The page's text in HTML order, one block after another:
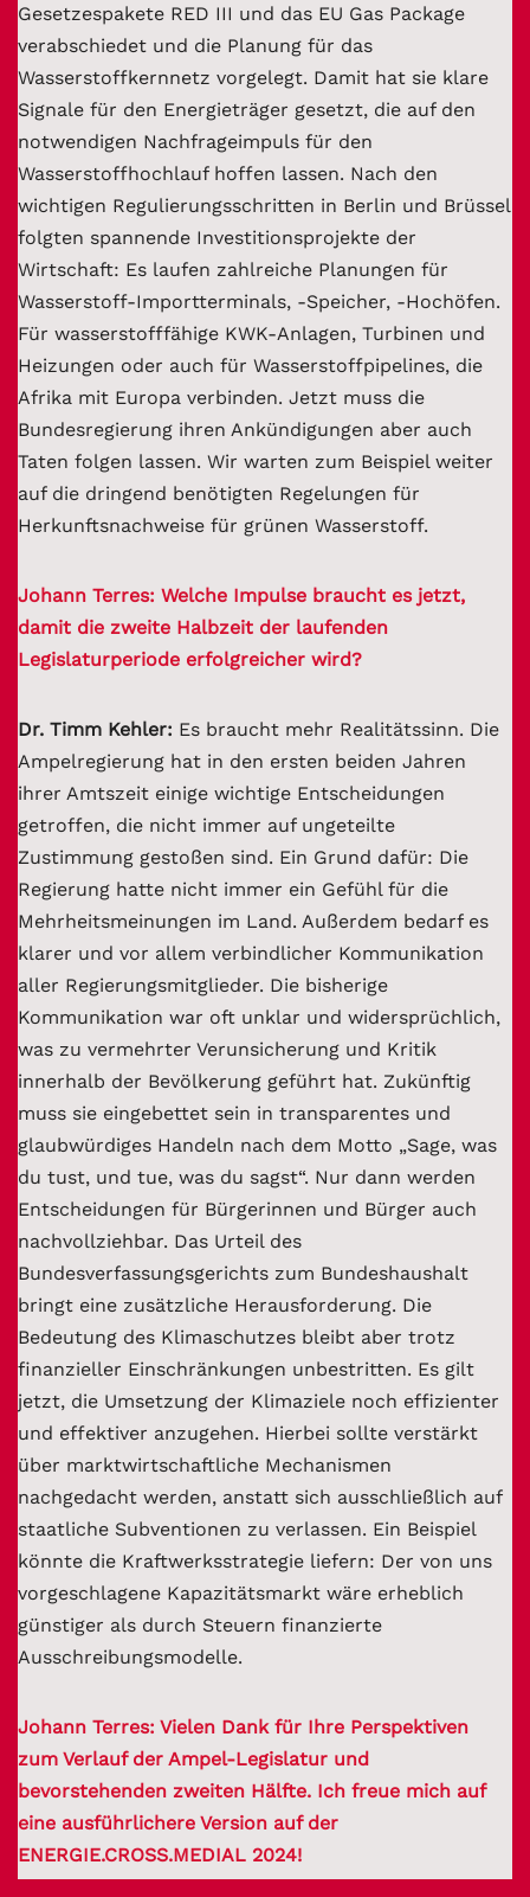
Gesetzespakete RED III und das EU Gas Package
verabschiedet und die Planung für das
Wasserstoffkernnetz vorgelegt. Damit hat sie klare
Signale für den Energieträger gesetzt, die auf den
notwendigen Nachfrageimpuls für den
Wasserstoffhochlauf hoffen lassen. Nach den
wichtigen Regulierungsschritten in Berlin und Brüssel
folgten spannende Investitionsprojekte der
Wirtschaft: Es laufen zahlreiche Planungen für
Wasserstoff-Importterminals, -Speicher, -Hochöfen.
Für wasserstofffähige KWK-Anlagen, Turbinen und
Heizungen oder auch für Wasserstoffpipelines, die
Afrika mit Europa verbinden. Jetzt muss die
Bundesregierung ihren Ankündigungen aber auch
Taten folgen lassen. Wir warten zum Beispiel weiter
auf die dringend benötigten Regelungen für
Herkunftsnachweise für grünen Wasserstoff.
Johann Terres: Welche Impulse braucht es jetzt,
damit die zweite Halbzeit der laufenden
Legislaturperiode erfolgreicher wird?
Dr. Timm Kehler: Es braucht mehr Realitätssinn. Die
Ampelregierung hat in den ersten beiden Jahren
ihrer Amtszeit einige wichtige Entscheidungen
getroffen, die nicht immer auf ungeteilte
Zustimmung gestoßen sind. Ein Grund dafür: Die
Regierung hatte nicht immer ein Gefühl für die
Mehrheitsmeinungen im Land. Außerdem bedarf es
klarer und vor allem verbindlicher Kommunikation
aller Regierungsmitglieder. Die bisherige
Kommunikation war oft unklar und widersprüchlich,
was zu vermehrter Verunsicherung und Kritik
innerhalb der Bevölkerung geführt hat. Zukünftig
muss sie eingebettet sein in transparentes und
glaubwürdiges Handeln nach dem Motto „Sage, was
du tust, und tue, was du sagst“. Nur dann werden
Entscheidungen für Bürgerinnen und Bürger auch
nachvollziehbar. Das Urteil des
Bundesverfassungsgerichts zum Bundeshaushalt
bringt eine zusätzliche Herausforderung. Die
Bedeutung des Klimaschutzes bleibt aber trotz
finanzieller Einschränkungen unbestritten. Es gilt
jetzt, die Umsetzung der Klimaziele noch effizienter
und effektiver anzugehen. Hierbei sollte verstärkt
über marktwirtschaftliche Mechanismen
nachgedacht werden, anstatt sich ausschließlich auf
staatliche Subventionen zu verlassen. Ein Beispiel
könnte die Kraftwerksstrategie liefern: Der von uns
vorgeschlagene Kapazitätsmarkt wäre erheblich
günstiger als durch Steuern finanzierte
Ausschreibungsmodelle.
Johann Terres: Vielen Dank für Ihre Perspektiven
zum Verlauf der Ampel-Legislatur und
bevorstehenden zweiten Hälfte. Ich freue mich auf
eine ausführlichere Version auf der
ENERGIE.CROSS.MEDIAL 2024!